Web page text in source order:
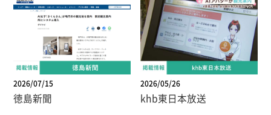
2026/07/15
徳島新聞
2026/05/26
khb東日本放送